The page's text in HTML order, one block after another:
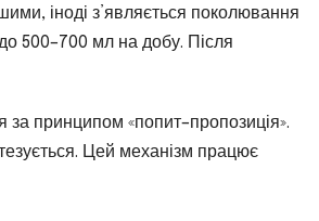
іноді з’являється поколювання
до 500–700 мл на добу. Після
за принципом «попит–пропозиція».
Цей механізм працює